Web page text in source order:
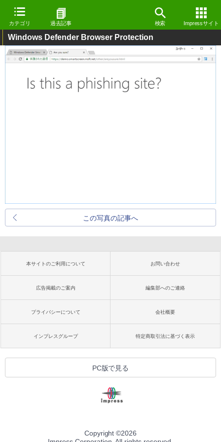
カテゴリ 過去記事 検索 Impressサイト
Windows Defender Browser Protection
この写真の記事へ
本サイトのご利用について お問い合わせ
広告掲載のご案内 編集部へのご連絡
プライバシーについて 会社概要
インプレスグループ 特定商取引法に基づく表示
PC版で見る
Copyright ©2026